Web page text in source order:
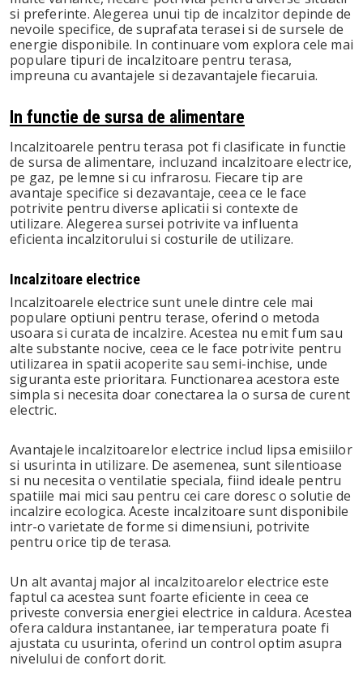
si preferinte. Alegerea unui tip de incalzitor depinde de
nevoile specifice, de suprafata terasei si de sursele de
energie disponibile. In continuare vom explora cele mai
populare tipuri de incalzitoare pentru terasa,
impreuna cu avantajele si dezavantajele fiecaruia.
In functie de sursa de alimentare
Incalzitoarele pentru terasa pot fi clasificate in functie
de sursa de alimentare, incluzand incalzitoare electrice,
pe gaz, pe lemne si cu infrarosu. Fiecare tip are
avantaje specifice si dezavantaje, ceea ce le face
potrivite pentru diverse aplicatii si contexte de
utilizare. Alegerea sursei potrivite va influenta
eficienta incalzitorului si costurile de utilizare.
Incalzitoare electrice
Incalzitoarele electrice sunt unele dintre cele mai
populare optiuni pentru terase, oferind o metoda
usoara si curata de incalzire. Acestea nu emit fum sau
alte substante nocive, ceea ce le face potrivite pentru
utilizarea in spatii acoperite sau semi-inchise, unde
siguranta este prioritara. Functionarea acestora este
simpla si necesita doar conectarea la o sursa de curent
electric.
Avantajele incalzitoarelor electrice includ lipsa emisiilor
si usurinta in utilizare. De asemenea, sunt silentioase
si nu necesita o ventilatie speciala, fiind ideale pentru
spatiile mai mici sau pentru cei care doresc o solutie de
incalzire ecologica. Aceste incalzitoare sunt disponibile
intr-o varietate de forme si dimensiuni, potrivite
pentru orice tip de terasa.
Un alt avantaj major al incalzitoarelor electrice este
faptul ca acestea sunt foarte eficiente in ceea ce
priveste conversia energiei electrice in caldura. Acestea
ofera caldura instantanee, iar temperatura poate fi
ajustata cu usurinta, oferind un control optim asupra
nivelului de confort dorit.